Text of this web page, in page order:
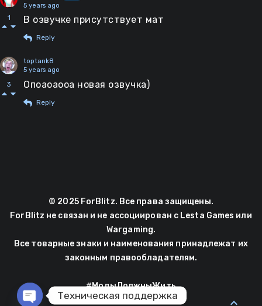
1
5 years ago
В озвучке присутствует мат
Reply
3
toptank8
5 years ago
Опоаоаооа новая озвучка)
Reply
© 2025 ForBlitz. Все права защищены.
ForBlitz не связан и не ассоциирован с Lesta Games или
Wargaming.
Все товарные знаки и наименования принадлежат их
законным правообладателям.
#МодыДолжныЖить
Техническая поддержка